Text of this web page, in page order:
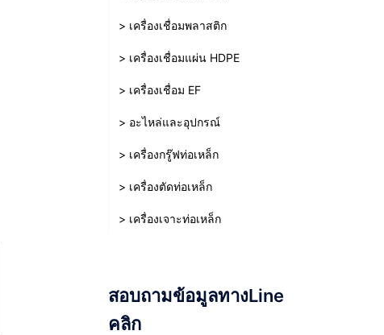
> เครื่องเชื่อมพลาสติก
> เครื่องเชื่อมแผ่น HDPE
> เครื่องเชื่อม EF
> อะไหล่และอุปกรณ์
> เครื่องกรู๊ฟท่อเหล็ก
> เครื่องตัดท่อเหล็ก
> เครื่องเจาะท่อเหล็ก
สอบถามข้อมูลทางLine
คลิก